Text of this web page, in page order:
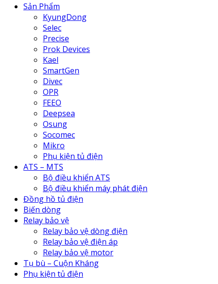
Sản Phẩm
KyungDong
Selec
Precise
Prok Devices
Kael
SmartGen
Divec
OPR
FEEO
Deepsea
Osung
Socomec
Mikro
Phụ kiện tủ điện
ATS – MTS
Bộ điều khiển ATS
Bộ điều khiển máy phát điện
Đồng hồ tủ điện
Biến dòng
Relay bảo vệ
Relay bảo vệ dòng điện
Relay bảo vệ điện áp
Relay bảo vệ motor
Tụ bù – Cuộn Kháng
Phụ kiện tủ điện